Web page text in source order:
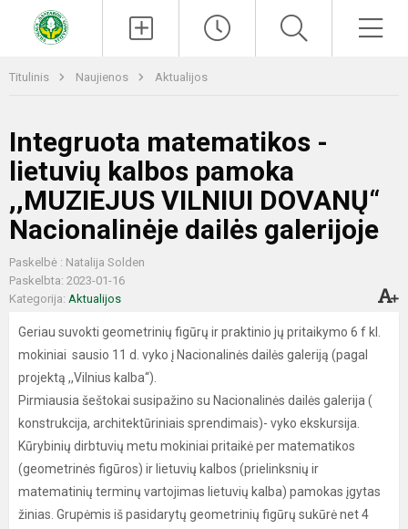
Titulinis Naujienos Aktualijos
Integruota matematikos -
lietuvių kalbos pamoka
,,MUZIEJUS VILNIUI DOVANŲ“
Nacionalinėje dailės galerijoje
Paskelbė : Natalija Solden
Paskelbta: 2023-01-16
Kategorija: Aktualijos
Geriau suvokti geometrinių figūrų ir praktinio jų pritaikymo 6 f kl.
mokiniai sausio 11 d. vyko į Nacionalinės dailės galeriją (pagal
projektą ,,Vilnius kalba“).
Pirmiausia šeštokai susipažino su Nacionalinės dailės galerija (
konstrukcija, architektūriniais sprendimais)- vyko ekskursija.
Kūrybinių dirbtuvių metu mokiniai pritaikė per matematikos
(geometrinės figūros) ir lietuvių kalbos (prielinksnių ir
matematinių terminų vartojimas lietuvių kalba) pamokas įgytas
žinias. Grupėmis iš pasidarytų geometrinių figūrų sukūrė net 4